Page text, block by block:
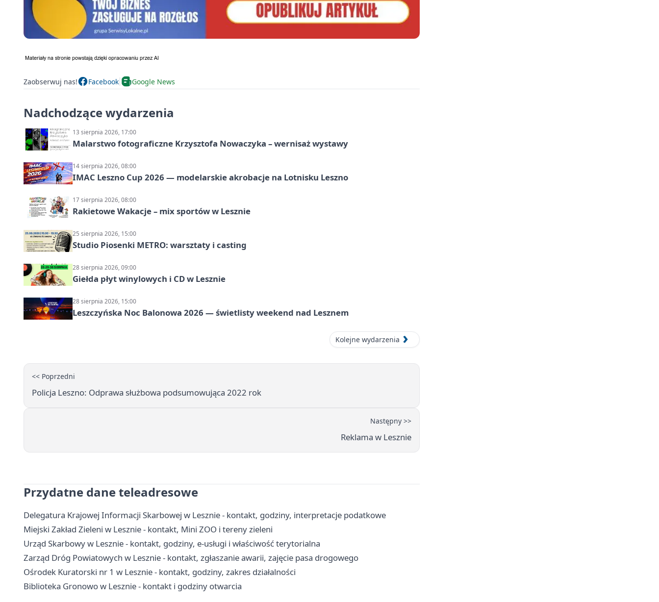
Zaobserwuj nas! Facebook Google News
Nadchodzące wydarzenia
13 sierpnia 2026, 17:00
Malarstwo fotograficzne Krzysztofa Nowaczyka – wernisaż wystawy
14 sierpnia 2026, 08:00
IMAC Leszno Cup 2026 — modelarskie akrobacje na Lotnisku Leszno
17 sierpnia 2026, 08:00
Rakietowe Wakacje – mix sportów w Lesznie
25 sierpnia 2026, 15:00
Studio Piosenki METRO: warsztaty i casting
28 sierpnia 2026, 09:00
Giełda płyt winylowych i CD w Lesznie
28 sierpnia 2026, 15:00
Leszczyńska Noc Balonowa 2026 — świetlisty weekend nad Lesznem
Kolejne wydarzenia
<< Poprzedni
Policja Leszno: Odprawa służbowa podsumowująca 2022 rok
Następny >>
Reklama w Lesznie
Przydatne dane teleadresowe
Delegatura Krajowej Informacji Skarbowej w Lesznie - kontakt, godziny, interpretacje podatkowe
Miejski Zakład Zieleni w Lesznie - kontakt, Mini ZOO i tereny zieleni
Urząd Skarbowy w Lesznie - kontakt, godziny, e-usługi i właściwość terytorialna
Zarząd Dróg Powiatowych w Lesznie - kontakt, zgłaszanie awarii, zajęcie pasa drogowego
Ośrodek Kuratorski nr 1 w Lesznie - kontakt, godziny, zakres działalności
Biblioteka Gronowo w Lesznie - kontakt i godziny otwarcia